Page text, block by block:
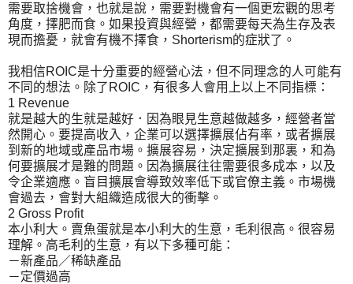
需要取捨機會，也就是說，需要對機會有一個更宏觀的思考
角度，擇肥而食。如果投資與經營，都需要每天為生存及表
現而擔憂，就會有機不擇食，Shorterism的症狀了。
我相信ROIC是十分重要的經營心法，但不同理念的人可能有
不同的想法。除了ROIC，有很多人會用上以上不同指標：
1 Revenue
就是越大的生就是越好．因為眼見生意越做越多，經營者當
然開心。要提高收入，企業可以選擇擴展佔有率，或者擴展
到新的地域或產品市場。擴展容易，決定擴展到那裏，和為
何要擴展才是難的問題。因為擴展往往需要很多成本，以及
令企業適應。盲目擴展會導致效率低下或官僚主義。市場機
會過去，會對大組織造成很大的衝擊。
2 Gross Profit
本小利大。賣魚蛋就是本小利大的生意，毛利很高。很容易
理解。高毛利的生意，有以下多種可能：
－新產品／稀缺產品
－定價過高